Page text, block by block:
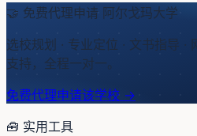
🤝 免费代理申请 阿尔戈玛大学
选校规划 · 专业定位 · 文书指导 ·
支持，全程一对一。
免费代理申请该学校 →
🧰 实用工具